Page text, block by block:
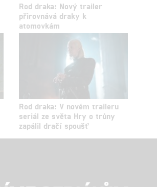
Rod draka: Nový trailer
přirovnává draky k
atomovkám
Rod draka: V novém traileru
seriál ze světa Hry o trůny
zapálil dračí spoušť